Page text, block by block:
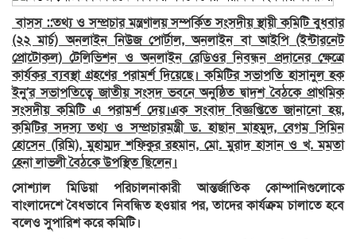
বাসস ::তথ্য ও সম্প্রচার মন্ত্রণালয় সম্পর্কিত সংসদীয় স্থায়ী কমিটি বুধবার
(২২ মার্চ) অনলাইন নিউজ পোর্টাল, অনলাইন বা আইপি (ইন্টারনেট
প্রোটোকল) টেলিভিশন ও অনলাইন রেডিওর নিবন্ধন প্রদানের ক্ষেত্রে
কার্যকর ব্যবস্থা গ্রহণের পরামর্শ দিয়েছে। কমিটির সভাপতি হাসানুল হক
ইনু’র সভাপতিত্বে জাতীয় সংসদ ভবনে অনুষ্ঠিত দ্বাদশ বৈঠকে প্রাথমিক
সংসদীয় কমিটি এ পরামর্শ দেয়।এক সংবাদ বিজ্ঞপ্তিতে জানানো হয়,
কমিটির সদস্য তথ্য ও সম্প্রচারমন্ত্রী ড. হাছান মাহমুদ, বেগম সিমিন
হোসেন (রিমি), মুহাম্মদ শফিকুর রহমান, মো. মুরাদ হাসান ও খ. মমতা
হেনা লাভলী বৈঠকে উপস্থিত ছিলেন।
সোশ্যাল মিডিয়া পরিচালনাকারী আন্তর্জাতিক কোম্পানিগুলোকে
বাংলাদেশে বৈধভাবে নিবন্ধিত হওয়ার পর, তাদের কার্যক্রম চালাতে হবে
বলেও সুপারিশ করে কমিটি।